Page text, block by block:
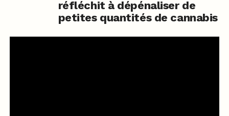
réfléchit à dépénaliser de
petites quantités de cannabis